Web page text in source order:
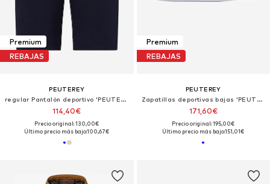
Premium
REBAJAS
PEUTEREY
regular Pantalón deportivo 'PEUTEREY MITCHEL 03 BERMUDA'
114,40€
Precio original: 130,00€
Último precio más bajo:100,67€
Premium
REBAJAS
PEUTEREY
Zapatillas deportivas bajas 'PEUTEREY QUARTER 01 SUE SCARPE Scarpe'
171,60€
Precio original: 195,00€
Último precio más bajo:151,01€